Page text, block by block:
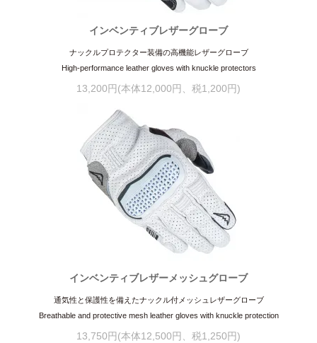
インベンティブレザーグローブ
ナックルプロテクター装備の高機能レザーグローブ
High-performance leather gloves with knuckle protectors
13,200円(本体12,000円、税1,200円)
インベンティブレザーメッシュグローブ
通気性と保護性を備えたナックル付メッシュレザーグローブ
Breathable and protective mesh leather gloves with knuckle protection
13,750円(本体12,500円、税1,250円)